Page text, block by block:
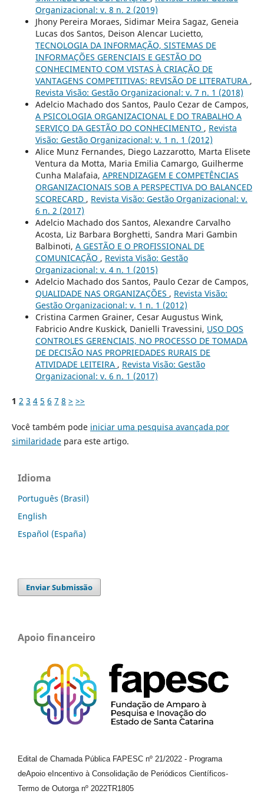
Organizacional: v. 8 n. 2 (2019)
Jhony Pereira Moraes, Sidimar Meira Sagaz, Geneia
Lucas dos Santos, Deison Alencar Lucietto,
TECNOLOGIA DA INFORMAÇÃO, SISTEMAS DE
INFORMAÇÕES GERENCIAIS E GESTÃO DO
CONHECIMENTO COM VISTAS À CRIAÇÃO DE
VANTAGENS COMPETITIVAS: REVISÃO DE LITERATURA ,
Revista Visão: Gestão Organizacional: v. 7 n. 1 (2018)
Adelcio Machado dos Santos, Paulo Cezar de Campos,
A PSICOLOGIA ORGANIZACIONAL E DO TRABALHO A
SERVIÇO DA GESTÃO DO CONHECIMENTO , Revista
Visão: Gestão Organizacional: v. 1 n. 1 (2012)
Alice Munz Fernandes, Diego Lazzarotto, Marta Elisete
Ventura da Motta, Maria Emilia Camargo, Guilherme
Cunha Malafaia, APRENDIZAGEM E COMPETÊNCIAS
ORGANIZACIONAIS SOB A PERSPECTIVA DO BALANCED
SCORECARD , Revista Visão: Gestão Organizacional: v.
6 n. 2 (2017)
Adelcio Machado dos Santos, Alexandre Carvalho
Acosta, Liz Barbara Borghetti, Sandra Mari Gambin
Balbinoti, A GESTÃO E O PROFISSIONAL DE
COMUNICAÇÃO , Revista Visão: Gestão
Organizacional: v. 4 n. 1 (2015)
Adelcio Machado dos Santos, Paulo Cezar de Campos,
QUALIDADE NAS ORGANIZAÇÕES , Revista Visão:
Gestão Organizacional: v. 1 n. 1 (2012)
Cristina Carmen Grainer, Cesar Augustus Wink,
Fabricio Andre Kuskick, Danielli Travessini, USO DOS
CONTROLES GERENCIAIS, NO PROCESSO DE TOMADA
DE DECISÃO NAS PROPRIEDADES RURAIS DE
ATIVIDADE LEITEIRA , Revista Visão: Gestão
Organizacional: v. 6 n. 1 (2017)
1 2 3 4 5 6 7 8 > >>
Você também pode iniciar uma pesquisa avançada por
similaridadepara este artigo.
Idioma
Português (Brasil)
English
Español (España)
Enviar Submissão
Apoio financeiro
Edital de Chamada Pública FAPESC nº 21/2022 - Programa
deApoio e Incentivo à Consolidação de Periódicos Científicos-
Termo de Outorga nº 2022TR1805